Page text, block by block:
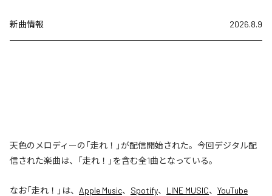
新曲情報 2026.8.9
天色のメロディーの「走れ！」が配信開始された。今回デジタル配
信された楽曲は、「走れ！」を含む全1曲となっている。
なお「走れ！ 」は、 Apple Music、 Spotify、 LINE MUSIC、 YouTube